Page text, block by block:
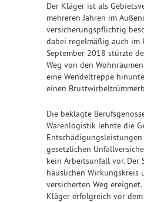
Der Kläger ist als
mehreren Jahren im
versicherungspflichtig
dabei regelmäßig auch im
September 2018 stürzte
Weg von den
eine Wendeltreppe
einen
Die beklagte
Warenlogistik lehnte die
Entschädigungsleistungen
gesetzlichen
kein Arbeitsunfall vor. Der
häuslichen Wirkungskreis
versicherten Weg
Kläger erfolgreich vor dem